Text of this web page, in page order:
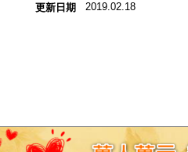
更新日期 2019.02.18